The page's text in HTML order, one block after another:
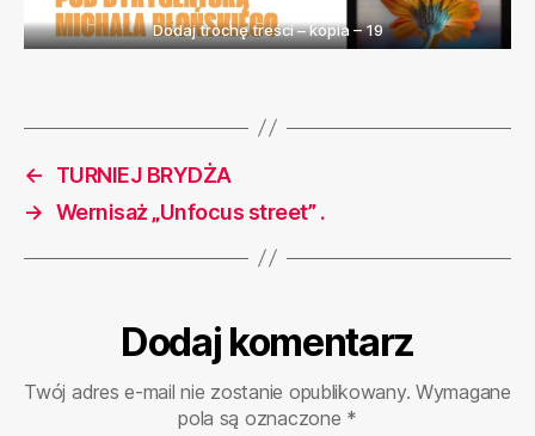
Dodaj trochę treści – kopia – 19
←
TURNIEJ BRYDŻA
→ Wernisaż „Unfocus street” .
Dodaj komentarz
Twój adres e-mail nie zostanie opublikowany. Wymagane
pola są oznaczone *